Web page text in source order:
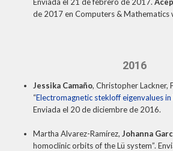
de 2017 en Computers & Mathematics
2016
Jessika Camaño, Christopher Lackner,
“Electromagnetic stekloff eigenvalues
Enviada el 20 de diciembre de 2016.
Martha Alvarez-Ramírez, Johanna
homoclinic orbits of the Lü system”.